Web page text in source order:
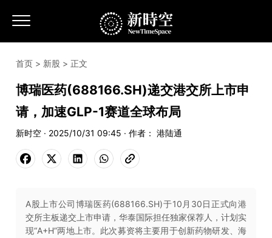
首页 > 新股 > 正文
博瑞医药(688166.SH)递交港交所上市申
请，加速GLP-1赛道全球布局
新时空 · 2025/10/31 09:45 · 作者： 港陆通
A股上市公司博瑞医药(688166.SH)于10月30日正式向港
交所主板递交上市申请，华泰国际担任独家保荐人，计划实
现“A+H”两地上市。此次募资将主要用于创新药物研发、海